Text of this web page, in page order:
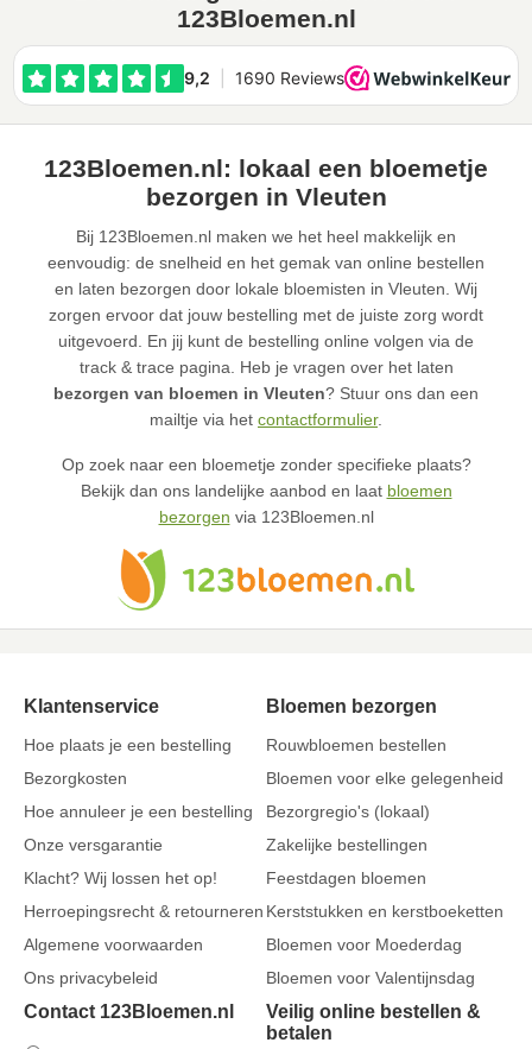
123Bloemen.nl
123Bloemen.nl: lokaal een bloemetje
bezorgen in Vleuten
Bij 123Bloemen.nl maken we het heel makkelijk en
eenvoudig: de snelheid en het gemak van online bestellen
en laten bezorgen door lokale bloemisten in Vleuten. Wij
zorgen ervoor dat jouw bestelling met de juiste zorg wordt
uitgevoerd. En jij kunt de bestelling online volgen via de
track & trace pagina. Heb je vragen over het laten
bezorgen van bloemen in Vleuten? Stuur ons dan een
mailtje via het contactformulier.
Op zoek naar een bloemetje zonder specifieke plaats?
Bekijk dan ons landelijke aanbod en laat bloemen
bezorgen via 123Bloemen.nl
Klantenservice
Hoe plaats je een bestelling
Bezorgkosten
Hoe annuleer je een bestelling
Onze versgarantie
Klacht? Wij lossen het op!
Herroepingsrecht & retourneren
Algemene voorwaarden
Ons privacybeleid
Bloemen bezorgen
Rouwbloemen bestellen
Bloemen voor elke gelegenheid
Bezorgregio's (lokaal)
Zakelijke bestellingen
Feestdagen bloemen
Kerststukken en kerstboeketten
Bloemen voor Moederdag
Bloemen voor Valentijnsdag
Contact 123Bloemen.nl
Veilig online bestellen &
betalen